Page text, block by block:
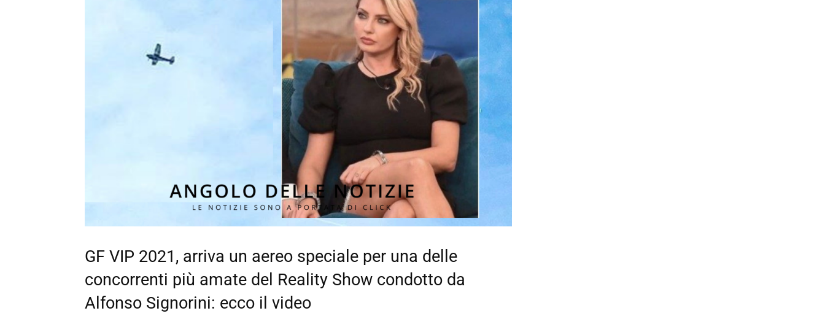
GF VIP 2021, arriva un aereo speciale per una delle
concorrenti più amate del Reality Show condotto da
Alfonso Signorini: ecco il video